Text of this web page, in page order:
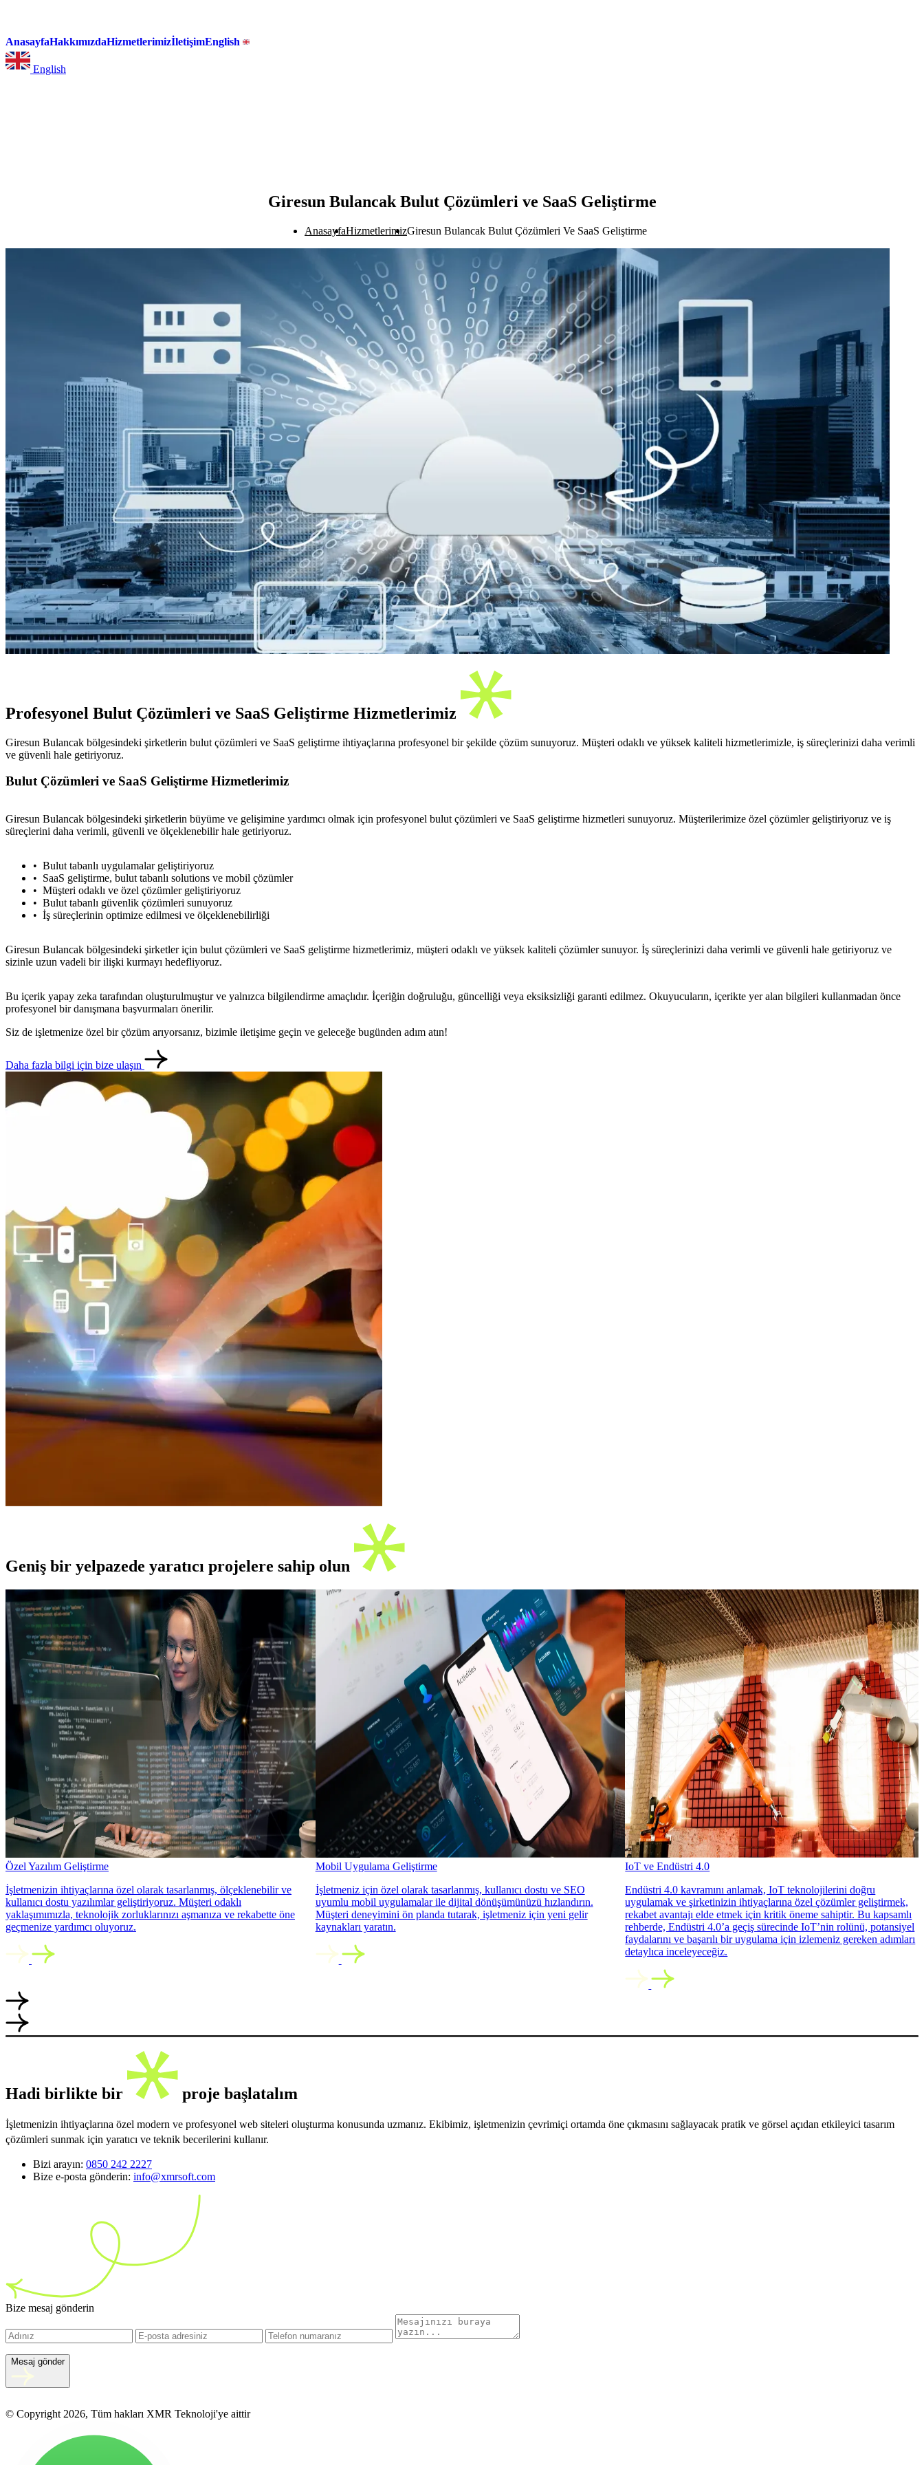
AnasayfaHakkımızdaHizmetlerimizİletişimEnglish
English
Giresun Bulancak Bulut Çözümleri ve SaaS Geliştirme
AnasayfaHizmetlerimizGiresun Bulancak Bulut Çözümleri Ve SaaS Geliştirme
Profesyonel Bulut Çözümleri ve SaaS Geliştirme Hizmetlerimiz
Giresun Bulancak bölgesindeki şirketlerin bulut çözümleri ve SaaS geliştirme ihtiyaçlarına profesyonel bir şekilde çözüm sunuyoruz. Müşteri odaklı ve yüksek kaliteli hizmetlerimizle, iş süreçlerinizi daha verimli
ve güvenli hale getiriyoruz.
Bulut Çözümleri ve SaaS Geliştirme Hizmetlerimiz
Giresun Bulancak bölgesindeki şirketlerin büyüme ve gelişimine yardımcı olmak için profesyonel bulut çözümleri ve SaaS geliştirme hizmetleri sunuyoruz. Müşterilerimize özel çözümler geliştiriyoruz ve iş
süreçlerini daha verimli, güvenli ve ölçeklenebilir hale getiriyoruz.
Bulut tabanlı uygulamalar geliştiriyoruz
SaaS geliştirme, bulut tabanlı solutions ve mobil çözümler
Müşteri odaklı ve özel çözümler geliştiriyoruz
Bulut tabanlı güvenlik çözümleri sunuyoruz
İş süreçlerinin optimize edilmesi ve ölçeklenebilirliği
Giresun Bulancak bölgesindeki şirketler için bulut çözümleri ve SaaS geliştirme hizmetlerimiz, müşteri odaklı ve yüksek kaliteli çözümler sunuyor. İş süreçlerinizi daha verimli ve güvenli hale getiriyoruz ve
sizinle uzun vadeli bir ilişki kurmayı hedefliyoruz.
Bu içerik yapay zeka tarafından oluşturulmuştur ve yalnızca bilgilendirme amaçlıdır. İçeriğin doğruluğu, güncelliği veya eksiksizliği garanti edilmez. Okuyucuların, içerikte yer alan bilgileri kullanmadan önce
profesyonel bir danışmana başvurmaları önerilir.
Siz de işletmenize özel bir çözüm arıyorsanız, bizimle iletişime geçin ve geleceğe bugünden adım atın!
Daha fazla bilgi için bize ulaşın
Geniş bir yelpazede yaratıcı projelere sahip olun
Özel Yazılım Geliştirme
İşletmenizin ihtiyaçlarına özel olarak tasarlanmış, ölçeklenebilir ve
kullanıcı dostu yazılımlar geliştiriyoruz. Müşteri odaklı
yaklaşımımızla, teknolojik zorluklarınızı aşmanıza ve rekabette öne
geçmenize yardımcı oluyoruz.
Mobil Uygulama Geliştirme
İşletmeniz için özel olarak tasarlanmış, kullanıcı dostu ve SEO
uyumlu mobil uygulamalar ile dijital dönüşümünüzü hızlandırın.
Müşteri deneyimini ön planda tutarak, işletmeniz için yeni gelir
kaynakları yaratın.
IoT ve Endüstri 4.0
Endüstri 4.0 kavramını anlamak, IoT teknolojilerini doğru
uygulamak ve şirketinizin ihtiyaçlarına özel çözümler geliştirmek,
rekabet avantajı elde etmek için kritik öneme sahiptir. Bu kapsamlı
rehberde, Endüstri 4.0’a geçiş sürecinde IoT’nin rolünü, potansiyel
faydalarını ve başarılı bir uygulama için izlemeniz gereken adımları
detaylıca inceleyeceğiz.
Hadi birlikte bir proje başlatalım
İşletmenizin ihtiyaçlarına özel modern ve profesyonel web siteleri oluşturma konusunda uzmanız. Ekibimiz, işletmenizin çevrimiçi ortamda öne çıkmasını sağlayacak pratik ve görsel açıdan etkileyici tasarım
çözümleri sunmak için yaratıcı ve teknik becerilerini kullanır.
Bizi arayın: 0850 242 2227
Bize e-posta gönderin: info@xmrsoft.com
Bize mesaj gönderin
Mesaj gönder
© Copyright 2026, Tüm hakları XMR Teknoloji'ye aittir